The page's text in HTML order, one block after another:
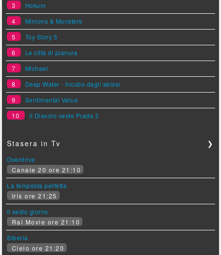
3
Hokum
4
Minions & Monsters
5
Toy Story 5
6
Le città di pianura
7
Michael
8
Deep Water - Incubo dagli abissi
9
Sentimental Value
10
Il Diavolo veste Prada 2
Stasera in Tv ❯
Overdrive
Canale 20 ore 21:10
La tempesta perfetta
Iris ore 21:25
Il sesto giorno
Rai Movie ore 21:10
Siberia
Cielo ore 21:20